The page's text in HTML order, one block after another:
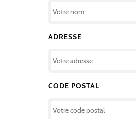
ADRESSE
CODE POSTAL